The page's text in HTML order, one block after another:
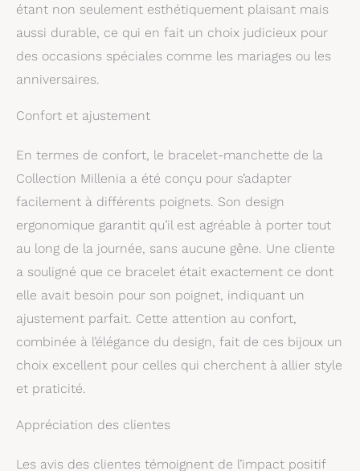
étant non seulement esthétiquement plaisant mais
aussi durable, ce qui en fait un choix judicieux pour
des occasions spéciales comme les mariages ou les
anniversaires.
Confort et ajustement
En termes de confort, le bracelet-manchette de la
Collection Millenia a été conçu pour s’adapter
facilement à différents poignets. Son design
ergonomique garantit qu’il est agréable à porter tout
au long de la journée, sans aucune gêne. Une cliente
a souligné que ce bracelet était exactement ce dont
elle avait besoin pour son poignet, indiquant un
ajustement parfait. Cette attention au confort,
combinée à l’élégance du design, fait de ces bijoux un
choix excellent pour celles qui cherchent à allier style
et praticité.
Appréciation des clientes
Les avis des clientes témoignent de l’impact positif